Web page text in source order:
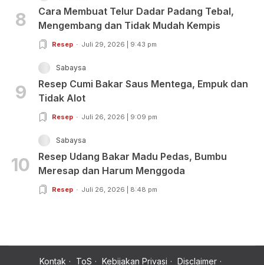
8
Cara Membuat Telur Dadar Padang Tebal,
Mengembang dan Tidak Mudah Kempis
Resep Juli 29, 2026 | 9:43 pm
9
Sabaysa
Resep Cumi Bakar Saus Mentega, Empuk dan
Tidak Alot
Resep Juli 26, 2026 | 9:09 pm
10
Sabaysa
Resep Udang Bakar Madu Pedas, Bumbu
Meresap dan Harum Menggoda
Resep Juli 26, 2026 | 8:48 pm
Kontak ToS Kebijakan Privasi Disclaimer